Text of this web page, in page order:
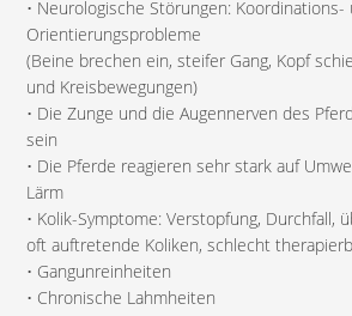
• Neurologische Störungen: Koordinations-
Orientierungsprobleme
(Beine brechen ein, steifer Gang, Kopf
und Kreisbewegungen)
• Die Zunge und die Augennerven des
sein
• Die Pferde reagieren sehr stark auf
Lärm
• Kolik-Symptome: Verstopfung, Durchfall,
oft auftretende Koliken, schlecht
• Gangunreinheiten
• Chronische Lahmheiten